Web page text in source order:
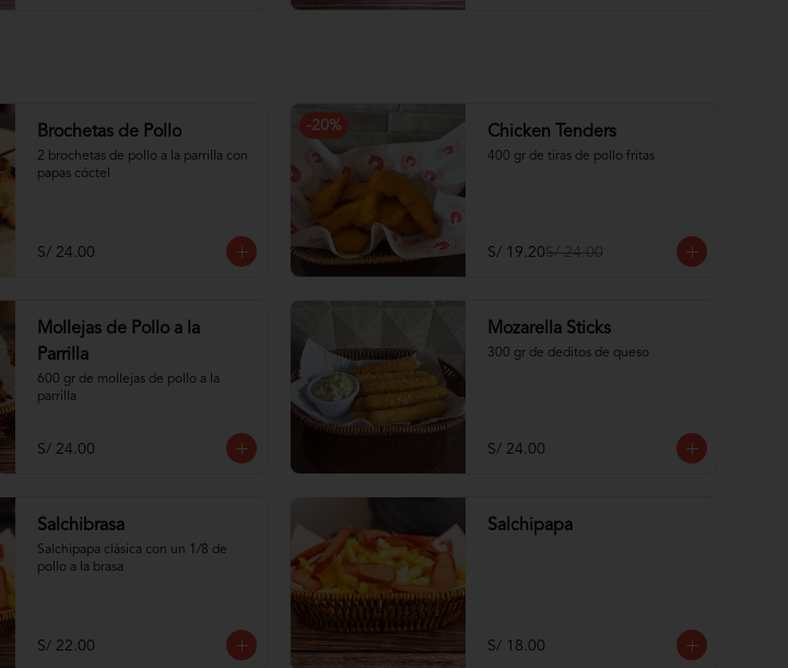
Brochetas de Pollo
2 brochetas de pollo a la parrilla con
papas cóctel
S/ 24.00
-20% Chicken Tenders
400 gr de tiras de pollo fritas
S/ 19.20S/ 24.00
Mollejas de Pollo a la
Parrilla
600 gr de mollejas de pollo a la
parrilla
S/ 24.00
Mozarella Sticks
300 gr de deditos de queso
S/ 24.00
Salchibrasa
Salchipapa clásica con un 1/8 de
pollo a la brasa
S/ 22.00
Salchipapa
S/ 18.00